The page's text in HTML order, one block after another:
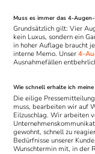
Muss es immer das 4-Augen-
Grundsätzlich gilt: Vier
kein Luxus, sondern ein
in hoher Auflage braucht
interne Memo. Unser 4-
Ausnahmefällen
Wie schnell erhalte ich meine
Die eilige
muss, bearbeiten wir auf
Eilzuschlag. Wir arbeiten
gewohnt, schnell zu
Bedürfnisse unserer
Wunschtermin mit, in der